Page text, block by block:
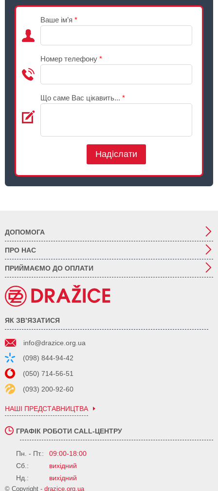
Ваше ім’я *
Номер телефону *
Що саме Вас цікавить... *
Надіслати
ДОПОМОГА
ПРО НАС
ПРИЙМАЄМО ДО ОПЛАТИ
ЯК ЗВ’ЯЗАТИСЯ
info@drazice.org.ua
(098) 844-94-42
(050) 714-56-51
(093) 200-92-60
НАШІ ПРЕДСТАВНИЦТВА
ГРАФІК РОБОТИ CALL-ЦЕНТРУ
Пн. - Пт.:
09:00-18:00
Сб.:
вихідний
Нд.:
вихідний
© Copyright - drazice.org.ua